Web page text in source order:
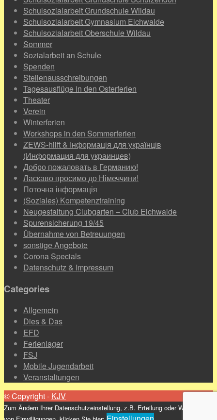
Schulsozialarbeit Grundschule Wildau
Schulsozialarbeit Gymnasium Eichwalde
Schulsozialarbeit Oberschule Wildau
Sommer
Sozialarbeit an Schule
Spenden
Stellenausschreibungen
Tagesausflüge in den Osterferien
Theater
Verein
Winterferien
Workshops in den Sommerferien
ZEWS-hilft & Інформація для українців
(Информация для украинцев)
Добро пожаловать в Германию!
Ласкаво просимо до Німеччини!
Поточна інформація
(Soziales) Kompetenztraining
Neugestaltung Clubgarten – Club Eichwalde
Spurensicherung 19/45
Übernahme von Betreuungen
sonstige Angebote
Corona Specials
Datenschutz & Impressum
Categories
Allgemein
Dies & Das
EFD
Ferienlager
FSJ
Mobile Jugendarbeit
Veranstaltungen
© Copyright - KJV
Zum Ändern Ihrer Datenschutzeinstellung, z.B. Erteilung oder Widerruf